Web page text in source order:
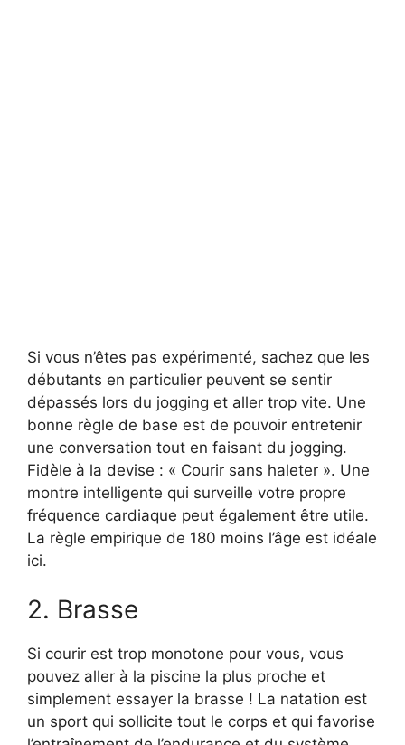
Si vous n’êtes pas expérimenté, sachez que les
débutants en particulier peuvent se sentir
dépassés lors du jogging et aller trop vite. Une
bonne règle de base est de pouvoir entretenir
une conversation tout en faisant du jogging.
Fidèle à la devise : « Courir sans haleter ». Une
montre intelligente qui surveille votre propre
fréquence cardiaque peut également être utile.
La règle empirique de 180 moins l’âge est idéale
ici.
2. Brasse
Si courir est trop monotone pour vous, vous
pouvez aller à la piscine la plus proche et
simplement essayer la brasse ! La natation est
un sport qui sollicite tout le corps et qui favorise